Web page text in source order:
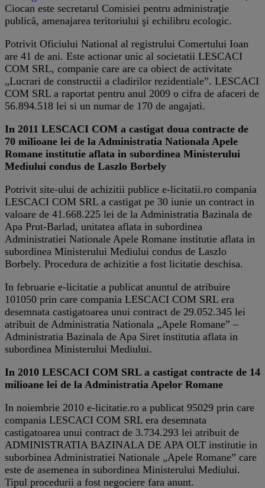
Ciocan este secretarul Comisiei pentru administraţie
publică, amenajarea teritoriului şi echilibru ecologic.
Potrivit Oficiului National al registrului Comertului Ioan
are 41 de ani. Este actionar unic al societatii LESCACI
COM SRL, companie care are ca obiect de activitate
„Lucrari de constructii a cladirilor rezidentiale”. LESCACI
COM SRL a raportat pentru anul 2009 o cifra de afaceri de
56.894.518 lei si un numar de 170 de angajati.
In 2011 LESCACI COM a castigat doua contracte de
70 milioane lei de la Administratia Nationala Apele
Romane institutie aflata in subordinea Ministerului
Mediului condus de Laszlo Borbely
Potrivit site-ului de achizitii publice e-licitatii.ro compania
LESCACI COM SRL a castigat pe 30 iunie un contract in
valoare de 41.668.225 lei de la Administratia Bazinala de
Apa Prut-Barlad, unitatea aflata in subordinea
Administratiei Nationale Apele Romane institutie aflata in
subordinea Ministerului Mediului condus de Laszlo
Borbely. Procedura de achizitie a fost licitatie deschisa.
In februarie e-licitatie a publicat anuntul de atribuire
101050 prin care compania LESCACI COM SRL era
desemnata castigatoarea unui contract de 29.052.345 lei
atribuit de Administratia Nationala „Apele Romane” –
Administratia Bazinala de Apa Siret institutia aflata in
subordinea Ministerului Mediului.
In 2010 LESCACI COM SRL a castigat contracte de 14
milioane lei de la Administratia Apelor Romane
In noiembrie 2010 e-licitatie.ro a publicat 95029 prin care
compania LESCACI COM SRL era desemnata
castigatoarea unui contract de 3.734.293 lei atribuit de
ADMINISTRATIA BAZINALA DE APA OLT institutie in
suborbinea Administratiei Nationale „Apele Romane” care
este de asemenea in subordinea Ministerului Mediului.
Tipul procedurii a fost negociere fara anunt.